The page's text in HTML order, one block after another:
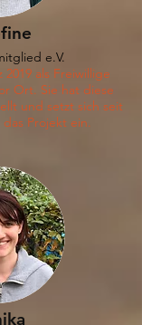
e.V.
als Freiwillige
Ort. Sie hat diese
und setzt sich seit
das Projekt ein.